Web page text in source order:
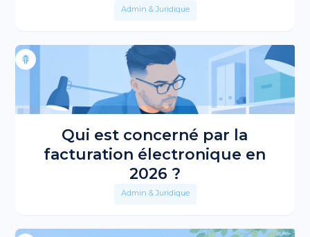
Admin & Juridique
Qui est concerné par la
facturation électronique en
2026 ?
Admin & Juridique